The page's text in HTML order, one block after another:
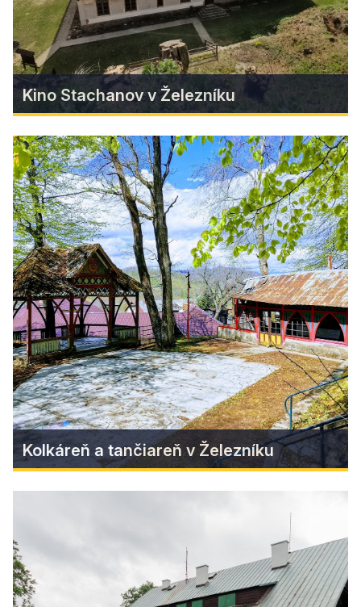
Kino Stachanov v Železníku
Kino Stachanov v Železníku
Historická budova kina v baníckej osade
Železník.
Zistiť viac
Kolkáreň a tančiareň v Železníku
Kolkáreň a tančiareň v Železníku